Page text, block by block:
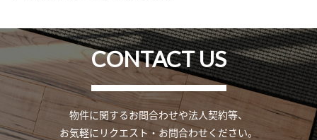
CONTACT US
物件に関するお問合わせや法人契約等、
お気軽にリクエスト・お問合わせください。